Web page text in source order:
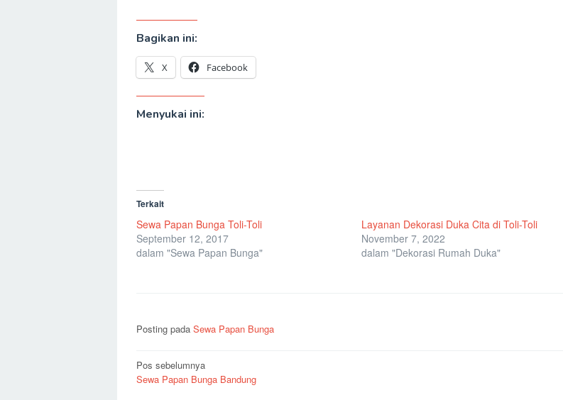
Bagikan ini:
X Facebook
Menyukai ini:
Terkait
Sewa Papan Bunga Toli-Toli
September 12, 2017
dalam "Sewa Papan Bunga"
Layanan Dekorasi Duka Cita di Toli-Toli
November 7, 2022
dalam "Dekorasi Rumah Duka"
Posting pada Sewa Papan Bunga
Navigasi
pos
Pos sebelumnya
Sewa Papan Bunga Bandung